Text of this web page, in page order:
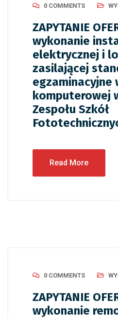
0 COMMENTS
ZAPYTANIE
wykonanie
elektrycznej i
zasilającej
egzaminacyjne
komputerowej
Zespołu Szkół
Read More
0 COMMENTS
ZAPYTANIE
wykonanie